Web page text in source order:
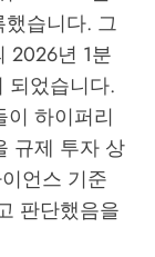
습니다. 그
2026년 1분
되었습니다.
이 하이퍼리
규제 투자 상
언스 기준
판단했음을